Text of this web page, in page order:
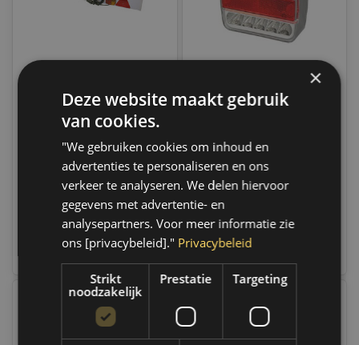
Carpoint
120x14cm
Only 10 left
Op voorraad verzending
binnen 1 a 2 werkdagen.
Boven de 50,- gratis
€49,99
Carpoint LED Achterlicht
5 Functies
Op voorraad
binnen 1 a 2 werkdagen.
Boven de 50,- gratis
€16,95
×
Deze website maakt gebruik
van cookies.
"We gebruiken cookies om inhoud en
advertenties te personaliseren en ons
verkeer te analyseren. We delen hiervoor
gegevens met advertentie- en
analysepartners. Voor meer informatie zie
ons [privacybeleid]." Privacybeleid
Strikt
noodzakelijk
Prestatie Targeting